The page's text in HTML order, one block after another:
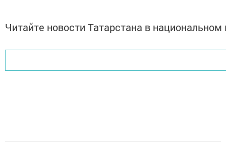
Читайте новости Татарстана в